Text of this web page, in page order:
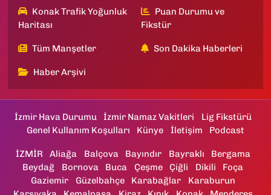
Konak Trafik Yoğunluk
Haritası
Puan Durumu ve
Fikstür
Tüm Manşetler Son Dakika Haberleri
Haber Arşivi
İzmir Hava Durumu İzmir Namaz Vakitleri
Lig Fikstürü
Genel Kullanım Koşulları
Künye İletişim Podcast
İZMİR Aliağa Balçova Bayındır Bayraklı
Bergama
Beydağ
Bornova Buca Çeşme Çiğli Dikili
Foça
Gaziemir
Güzelbahçe Karabağlar
Karaburun